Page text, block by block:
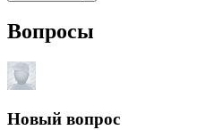
Вопросы
Новый вопрос